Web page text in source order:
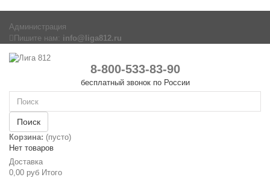
Администрация
Пишите нам: info@liga812.ru
8-800-533-83-90
бесплатный звонок по России
Поиск
Корзина: (пусто)
Нет товаров
Доставка
0,00 руб Итого